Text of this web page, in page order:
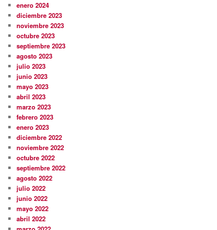
enero 2024
diciembre 2023
noviembre 2023
octubre 2023
septiembre 2023
agosto 2023
julio 2023
junio 2023
mayo 2023
abril 2023
marzo 2023
febrero 2023
enero 2023
diciembre 2022
noviembre 2022
octubre 2022
septiembre 2022
agosto 2022
julio 2022
junio 2022
mayo 2022
abril 2022